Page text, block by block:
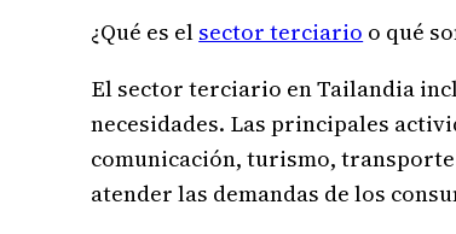
¿Qué es el sector terciario o qué
El sector terciario en Tailandia
necesidades. Las principales
comunicación, turismo,
atender las demandas de los